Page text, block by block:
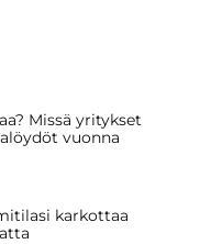
Missä yritykset
vuonna
karkottaa